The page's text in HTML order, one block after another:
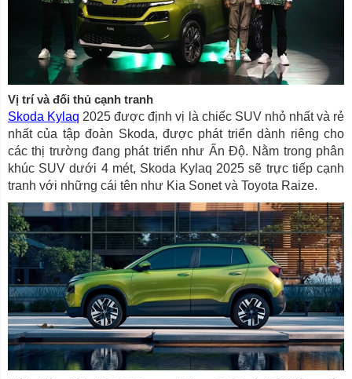
Vị trí và đối thủ cạnh tranh
Skoda Kylaq 2025 được định vị là chiếc SUV nhỏ nhất và rẻ
nhất của tập đoàn Skoda, được phát triển dành riêng cho
các thị trường đang phát triển như Ấn Độ. Nằm trong phân
khúc SUV dưới 4 mét, Skoda Kylaq 2025 sẽ trực tiếp cạnh
tranh với những cái tên như Kia Sonet và Toyota Raize.